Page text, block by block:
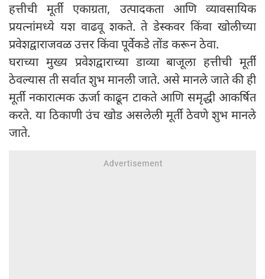
हत्तीची मूर्ती एकाग्रता, उत्पादकता आणि व्यावसायिक
प्रयत्नांमध्ये यश वाढवू शकते. ते डेस्कवर किंवा खोलीच्या
प्रवेशद्वाराजवळ उत्तर किंवा पूर्वेकडे तोंड करून ठेवा.
घराच्या मुख्य प्रवेशद्वाराच्या डाव्या बाजूला हत्तीची मूर्ती
ठेवल्यास ती सर्वात शुभ मानली जाते. असे मानले जाते की ही
मूर्ती नकारात्मक ऊर्जा काढून टाकते आणि समृद्धी आकर्षित
करते. या ठिकाणी उंच खोड असलेली मूर्ती ठेवणे शुभ मानले
जाते.